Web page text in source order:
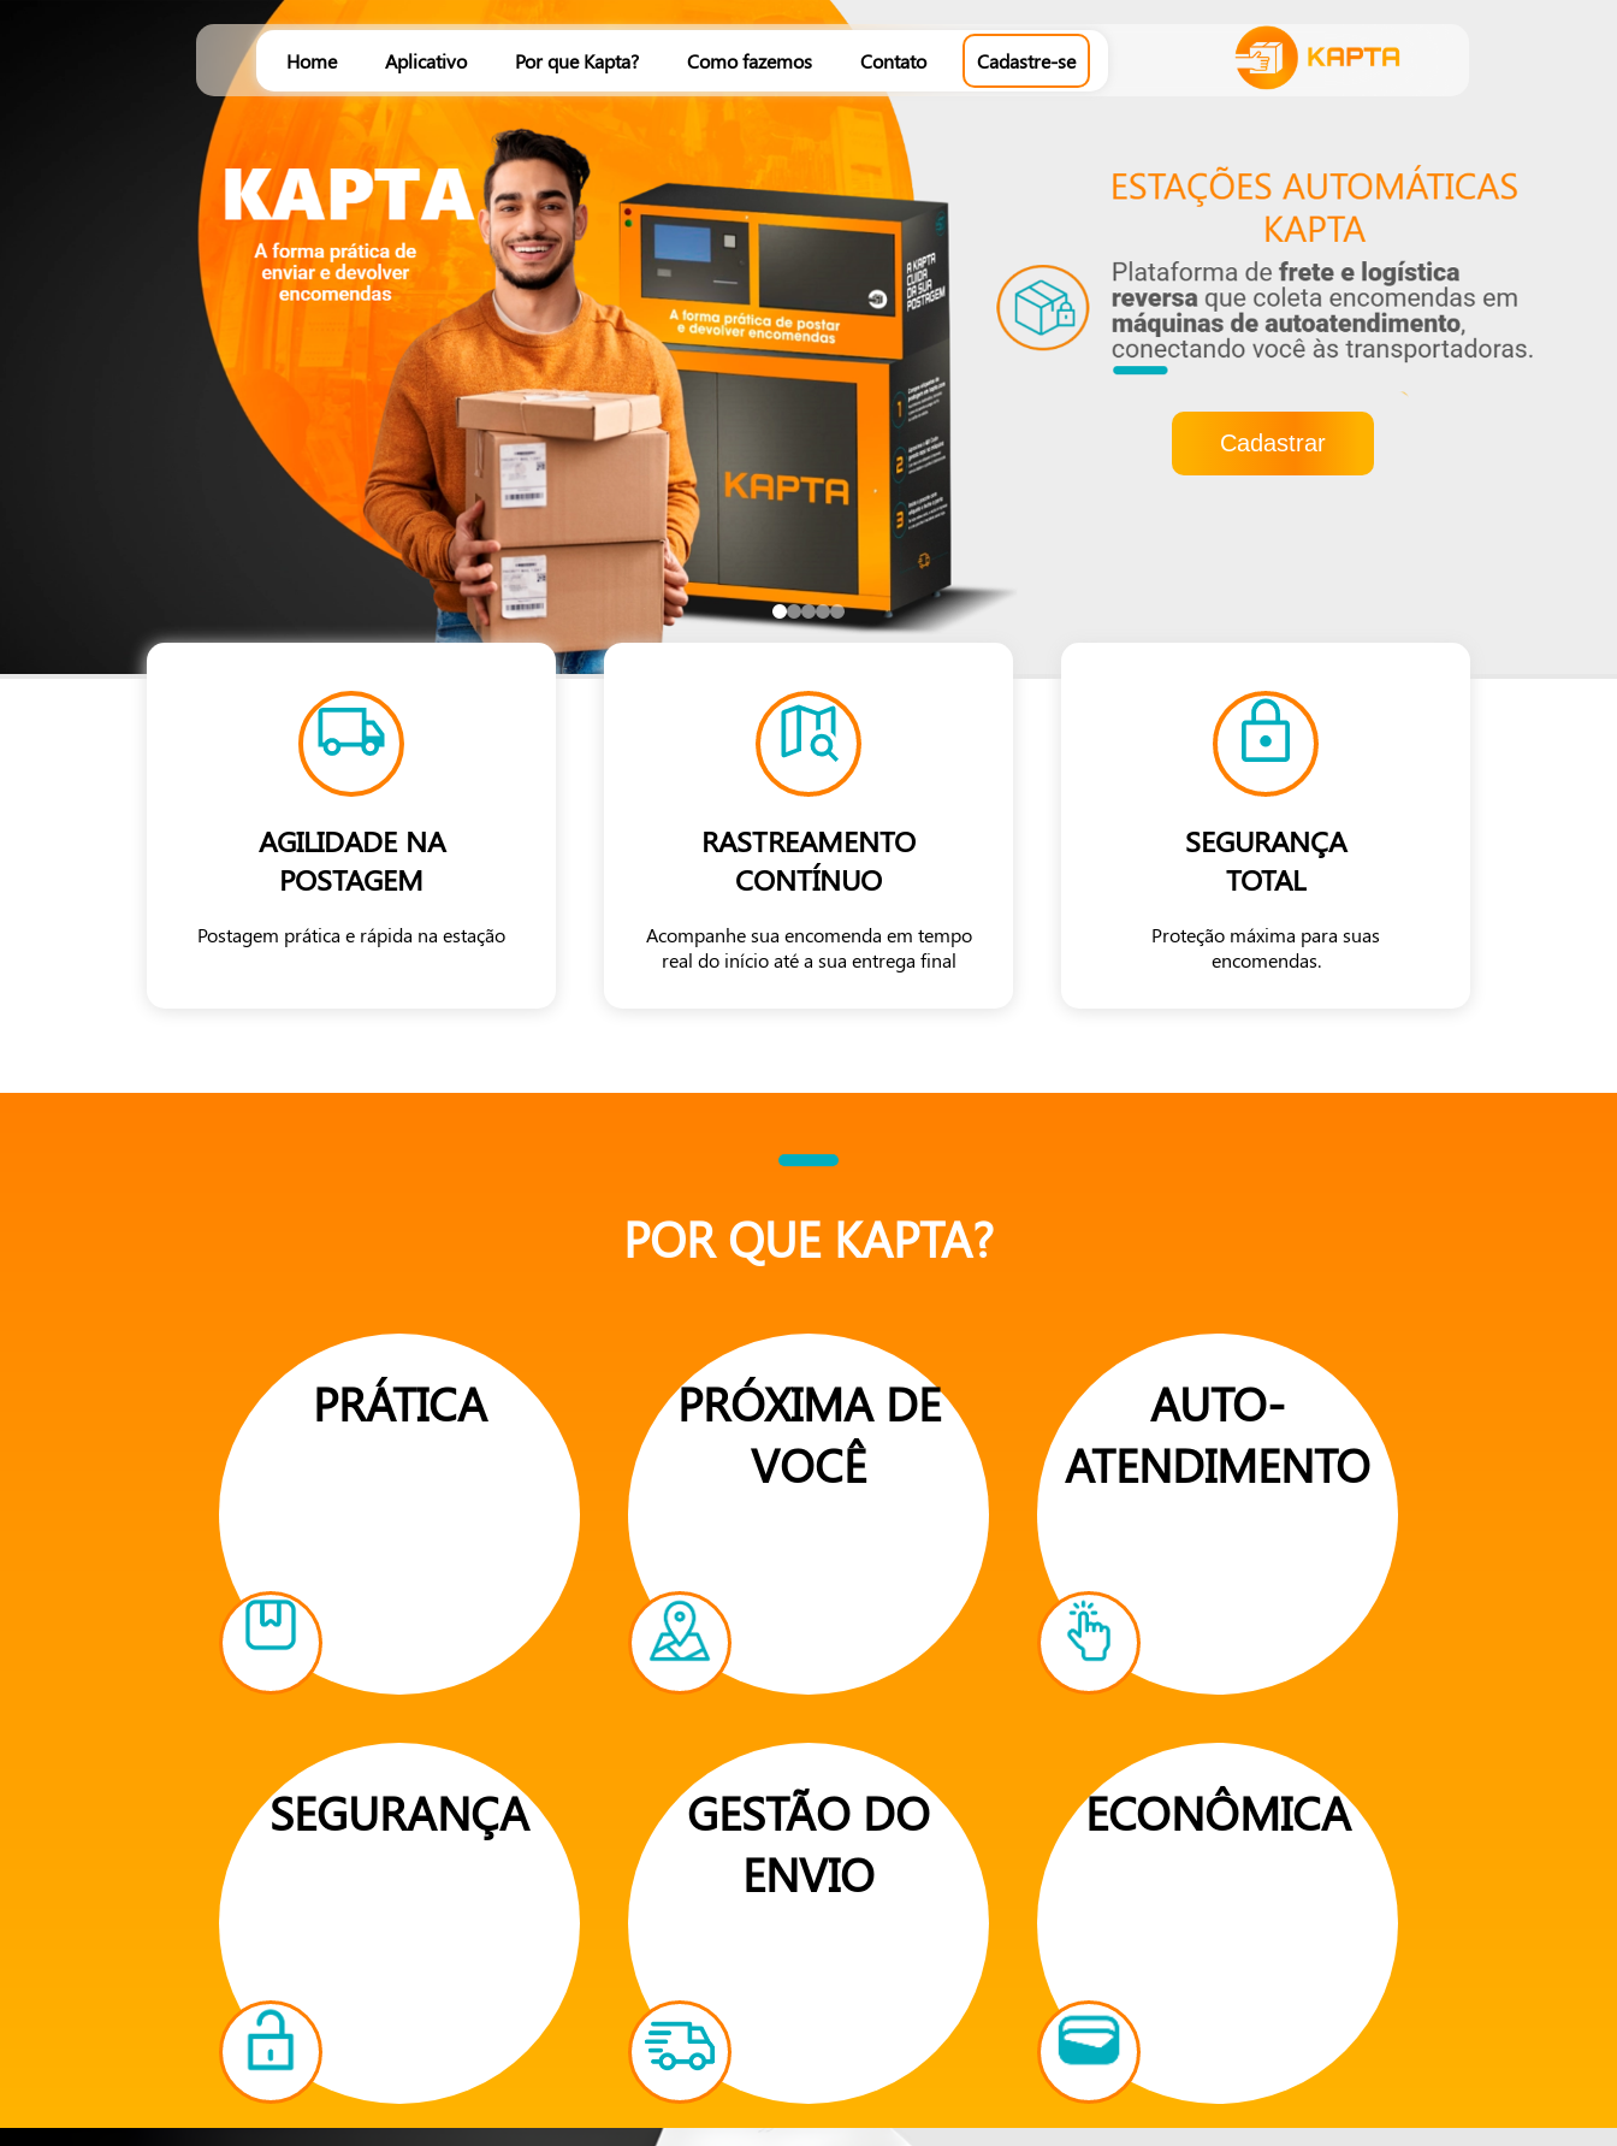
Home Aplicativo Por que Kapta? Como fazemos Contato Cadastre-se
Cadastrar
AGILIDADE NA
POSTAGEM
Postagem prática e rápida na estação
RASTREAMENTO
CONTÍNUO
Acompanhe sua encomenda em tempo
real do início até a sua entrega final
SEGURANÇA
TOTAL
Proteção máxima para suas
encomendas.
POR QUE KAPTA?
PRÁTICA
PRÓXIMA DE
VOCÊ
AUTO-
ATENDIMENTO
SEGURANÇA
GESTÃO DO
ENVIO
ECONÔMICA